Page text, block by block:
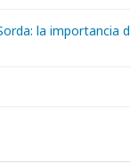
la importancia